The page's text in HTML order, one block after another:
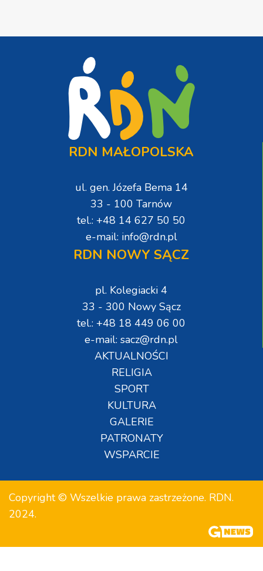
RDN MAŁOPOLSKA
ul. gen. Józefa Bema 14
33 - 100 Tarnów
tel.: +48 14 627 50 50
e-mail: info@rdn.pl
RDN NOWY SĄCZ
pl. Kolegiacki 4
33 - 300 Nowy Sącz
tel.: +48 18 449 06 00
e-mail: sacz@rdn.pl
AKTUALNOŚCI
RELIGIA
SPORT
KULTURA
GALERIE
PATRONATY
WSPARCIE
Copyright © Wszelkie prawa zastrzeżone. RDN.
2024.